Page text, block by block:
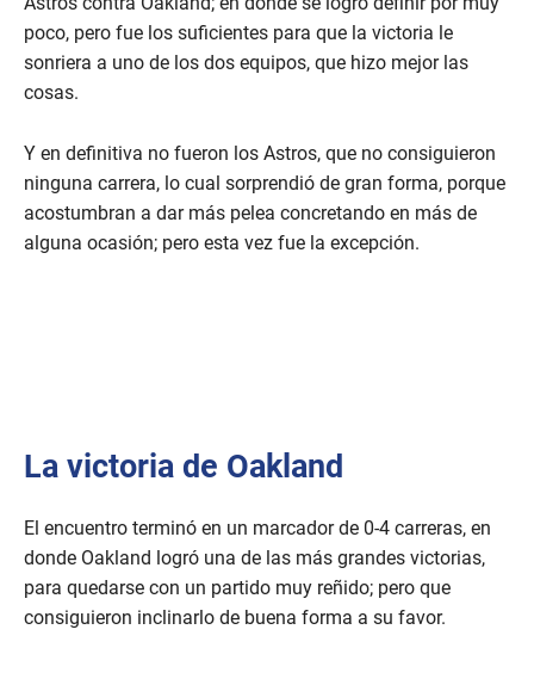
poco, pero fue los suficientes para que la victoria le
sonriera a uno de los dos equipos, que hizo mejor las
cosas.
Y en definitiva no fueron los Astros, que no consiguieron
ninguna carrera, lo cual sorprendió de gran forma, porque
acostumbran a dar más pelea concretando en más de
alguna ocasión; pero esta vez fue la excepción.
La victoria de Oakland
El encuentro terminó en un marcador de 0-4 carreras, en
donde Oakland logró una de las más grandes victorias,
para quedarse con un partido muy reñido; pero que
consiguieron inclinarlo de buena forma a su favor.